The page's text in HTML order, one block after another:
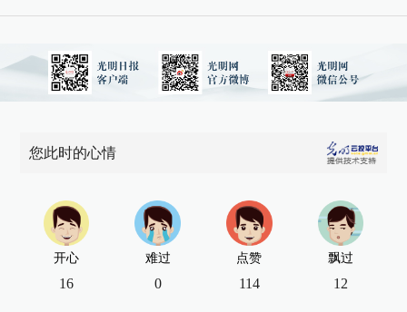
您此时的心情
开心
16
难过
0
点赞
114
飘过
12